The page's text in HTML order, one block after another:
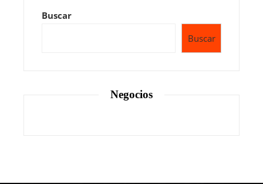
Buscar
Buscar
Negocios